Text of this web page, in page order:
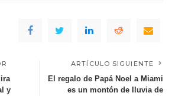
y
ARTÍCULO SIGUIENTE
El regalo de Papá Noel a Miami
es un montón de lluvia de